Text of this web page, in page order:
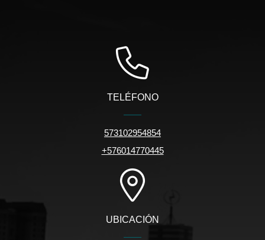
TELÉFONO
573102954854
+576014770445
UBICACIÓN